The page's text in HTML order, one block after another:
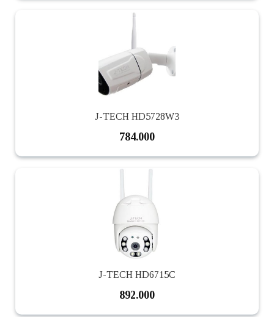
J-TECH HD5728W3
784.000
J-TECH HD6715C
892.000